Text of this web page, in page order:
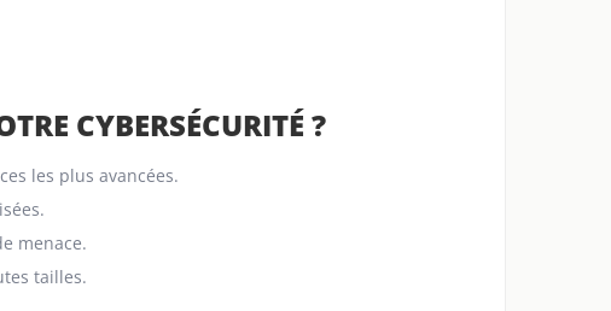
CYBERSÉCURITÉ ?
les plus avancées.
menace.
tailles.